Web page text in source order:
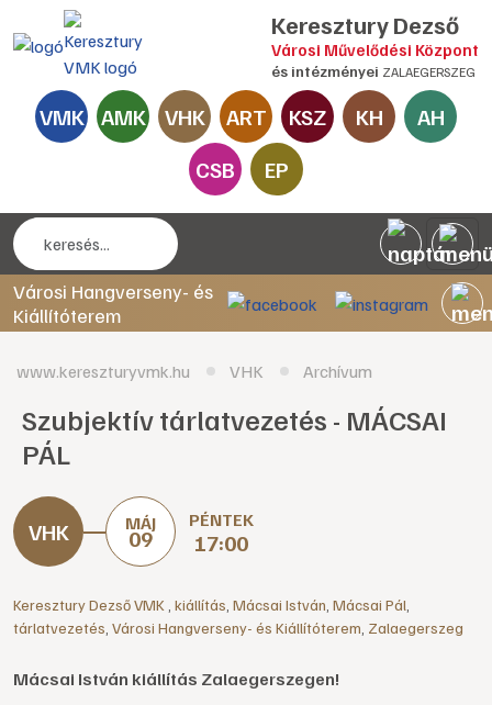
Keresztury Dezső
Városi Művelődési Központ
és intézményei ZALAEGERSZEG
VMK AMK VHK ART KSZ KH
AH
CSB
EP
Városi Hangverseny- és
Kiállítóterem
www.kereszturyvmk.hu VHK Archívum
Szubjektív tárlatvezetés - MÁCSAI
PÁL
MÁJ
09
PÉNTEK
17:00
Keresztury Dezső VMK kiállítás Mácsai István Mácsai Pál
tárlatvezetés Városi Hangverseny- és Kiállítóterem Zalaegerszeg
Mácsai István kiállítás Zalaegerszegen!